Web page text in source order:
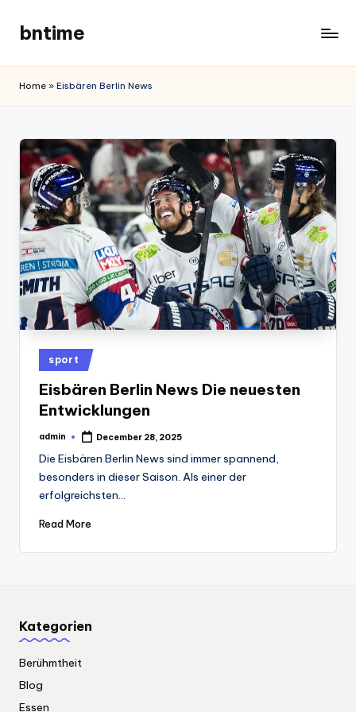
content
bntime
Home » Eisbären Berlin News
Posted
in
sport
Eisbären Berlin News Die neuesten
Entwicklungen
Posted
admin December 28, 2025
Die Eisbären Berlin News sind immer spannend,
besonders in dieser Saison. Als einer der
erfolgreichsten…
Read More
Kategorien
Berühmtheit
Blog
Essen